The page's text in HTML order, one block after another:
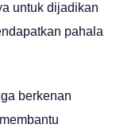
untuk dijadikan
pahala
berkenan